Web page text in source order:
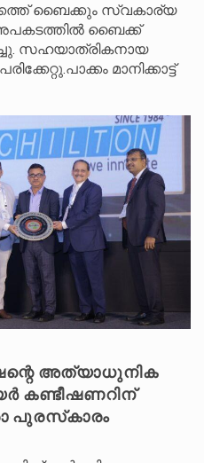
ബൈക്കും സ്വകാര്യ
അപകടത്തിൽ ബൈക്ക്
സഹയാത്രികനായ
മാനിക്കാട്ട്
അത്യാധുനിക
കണ്ടീഷണറിന്
പുരസ്‌കാരം